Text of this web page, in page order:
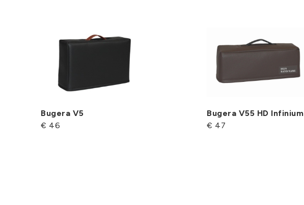
Bugera V5
€ 46
Bugera V55 HD Infinium
€ 47